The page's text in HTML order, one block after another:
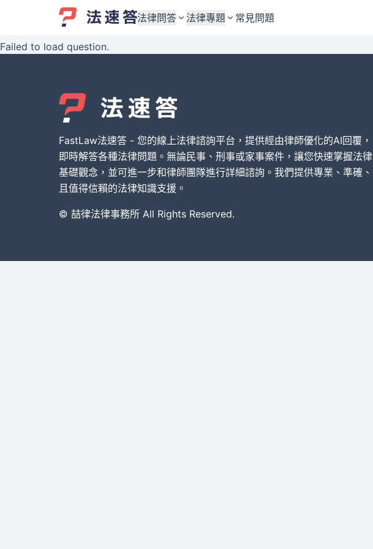
法律問答
婚姻與監護權
債務與債權
刑事犯罪案件
其他案件類型
法律專題
婚姻與監護權
債務與債權
刑事犯罪案件
其他案件類型
常見問題
Failed to load question.
FastLaw法速答 - 您的線上法律諮詢平台，提供經由律師優化的AI回覆，
即時解答各種法律問題。無論民事、刑事或家事案件，讓您快速掌握法律
基礎觀念，並可進一步和律師團隊進行詳細諮詢。我們提供專業、準確、
且值得信賴的法律知識支援。
© 喆律法律事務所 All Rights Reserved.